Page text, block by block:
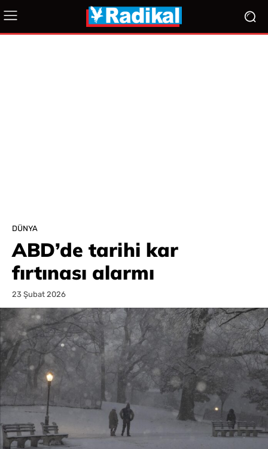
DÜNYA
ABD’de tarihi kar
fırtınası alarmı
23 Şubat 2026